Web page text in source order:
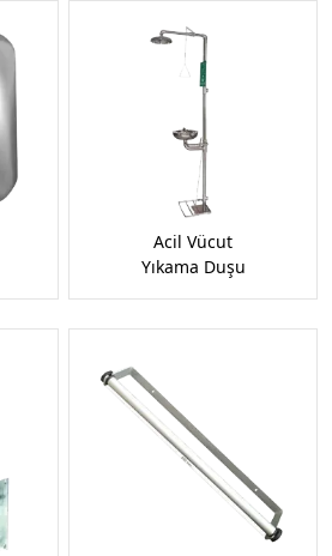
Acil Vücut
Yıkama Duşu